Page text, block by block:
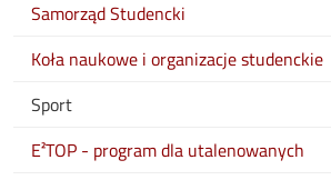
Samorząd Studencki
Koła naukowe i organizacje studenckie
Sport
E²TOP - program dla utalenowanych